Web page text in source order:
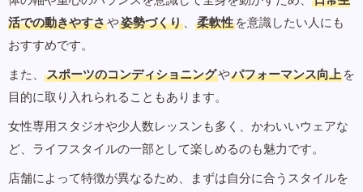
活での動きやすさや姿勢づくり 、 柔軟性 を意識したい人にも
おすすめです。
また、
スポーツのコンディショニングやパフォーマンス向上 を
目的に取り入れられることもあります。
女性専用スタジオや少人数レッスンも多く、かわいいウェアな
ど、ライフスタイルの一部として楽しめるのも魅力です。
店舗によって特徴が異なるため、まずは自分に合うスタイルを